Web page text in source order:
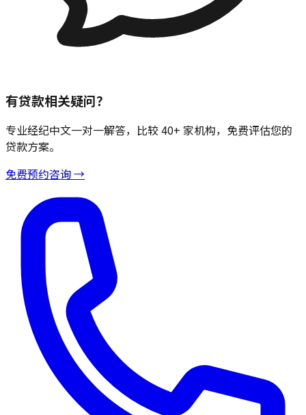
有贷款相关疑问？
专业经纪中文一对一解答，比较 40+ 家机构，免费评估您的
贷款方案。
免费预约咨询 →